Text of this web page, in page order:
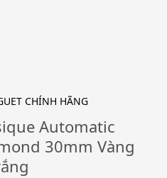
CHÍNH HÃNG
Automatic
30mm Vàng